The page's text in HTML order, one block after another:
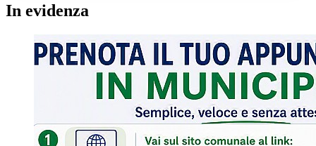
In evidenza